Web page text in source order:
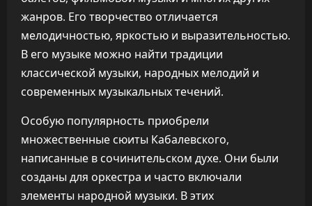
жанров. Его творчество отличается
мелодичностью, яркостью и выразительностью.
В его музыке можно найти традиции
классической музыки, народных мелодий и
современных музыкальных течений.
Особую популярность приобрели
множественные сюиты Кабалевского,
написанные в сочинительском духе. Они были
созданы для оркестра и часто включали
элементы народной музыки. В этих